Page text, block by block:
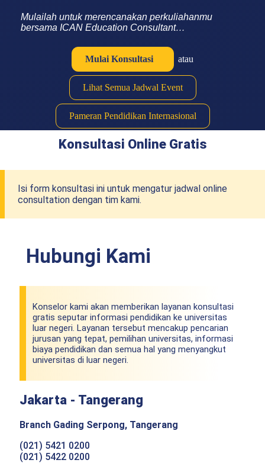
Mulailah untuk merencanakan perkuliahanmu
bersama ICAN Education Consultant…
Mulai Konsultasi atau
Lihat Semua Jadwal Event
Pameran Pendidikan Internasional
Konsultasi Online Gratis
Isi form konsultasi ini untuk mengatur jadwal online
consultation dengan tim kami.
Hubungi Kami
Konselor kami akan memberikan layanan konsultasi
gratis seputar informasi pendidikan ke universitas
luar negeri. Layanan tersebut mencakup pencarian
jurusan yang tepat, pemilihan universitas, informasi
biaya pendidikan dan semua hal yang menyangkut
universitas di luar negeri.
Jakarta - Tangerang
Branch Gading Serpong, Tangerang
(021) 5421 0200
(021) 5422 0200